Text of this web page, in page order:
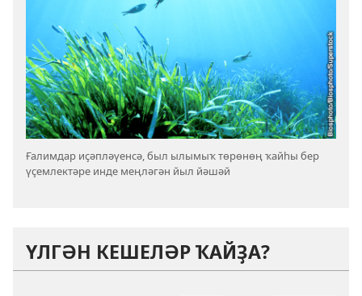
Ғалимдар иҫәпләүенсә, был ылымыҡ төрөнөң ҡайһы бер
үҫемлектәре инде меңләгән йыл йәшәй
ҮЛГӘН КЕШЕЛӘР ҠАЙҘА?